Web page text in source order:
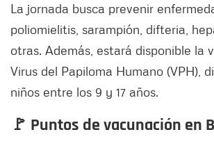
La jornada busca prevenir
poliomielitis, sarampión, difteria,
otras. Además, estará disponible la
Virus del Papiloma Humano (VPH),
niños entre los 9 y 17 años.
🚩 Puntos de vacunación en